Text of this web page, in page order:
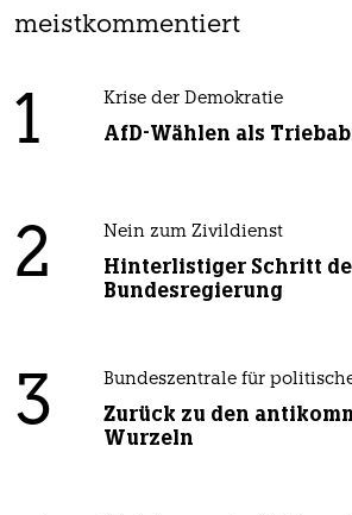
meistkommentiert
1 Krise der Demokratie
AfD-Wählen als
2 Nein zum Zivildienst
Hinterlistiger Schritt
Bundesregierung
3 Bundeszentrale für
Zurück zu den
Wurzeln